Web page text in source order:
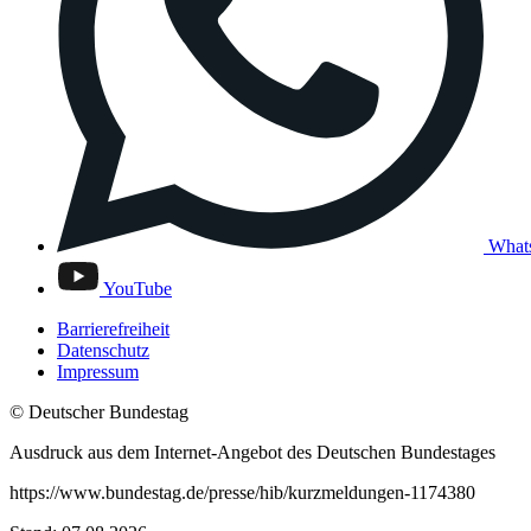
YouTube
Barrierefreiheit
Datenschutz
Impressum
© Deutscher Bundestag
Ausdruck aus dem Internet-Angebot des Deutschen Bundestages
https://www.bundestag.de/presse/hib/kurzmeldungen-1174380